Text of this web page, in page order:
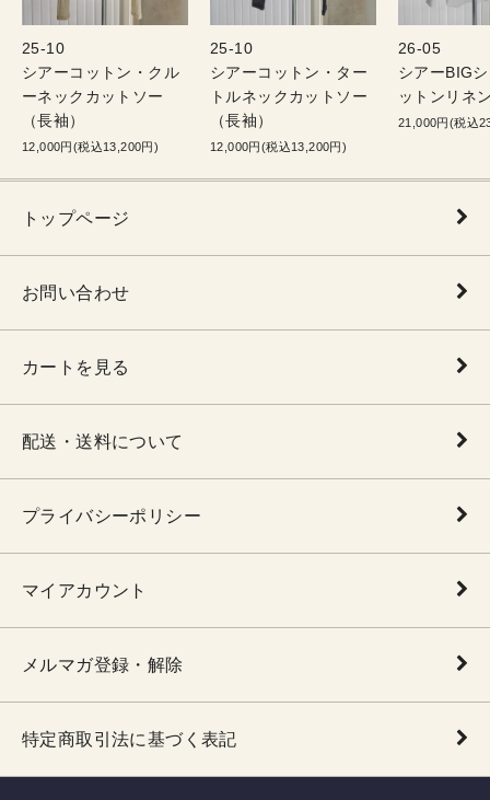
25-10
シアーコットン・クル
ーネックカットソー
（長袖）
12,000円(税込13,200円)
25-10
シアーコットン・ター
トルネックカットソー
（長袖）
12,000円(税込13,200円)
26-05
シアーBIG
ットンリネ
21,000円(税込
トップページ
お問い合わせ
カートを見る
配送・送料について
プライバシーポリシー
マイアカウント
メルマガ登録・解除
特定商取引法に基づく表記